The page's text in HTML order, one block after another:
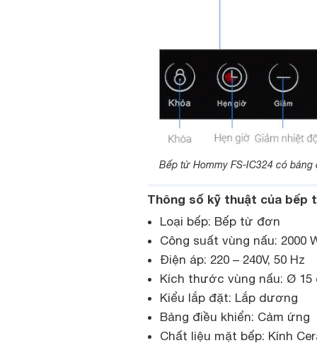
Bếp từ Hommy FS-IC324 có
Thông số kỹ thuật của bếp
Loại bếp: Bếp từ đơn
Công suất vùng nấu: 2000
Điện áp: 220 – 240V, 50 Hz
Kích thước vùng nấu: Ø
Kiểu lắp đặt: Lắp dương
Bảng điều khiển: Cảm ứng
Chất liệu mặt bếp: Kính